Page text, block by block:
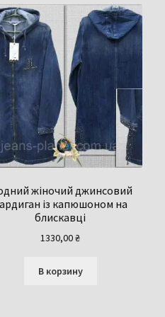
жіночий джинсовий
із капюшоном на
блискавці
1330,00₴
В корзину